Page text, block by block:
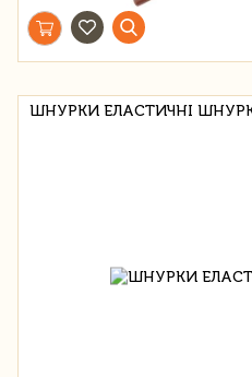
ШНУРКИ ЕЛАСТИЧНІ